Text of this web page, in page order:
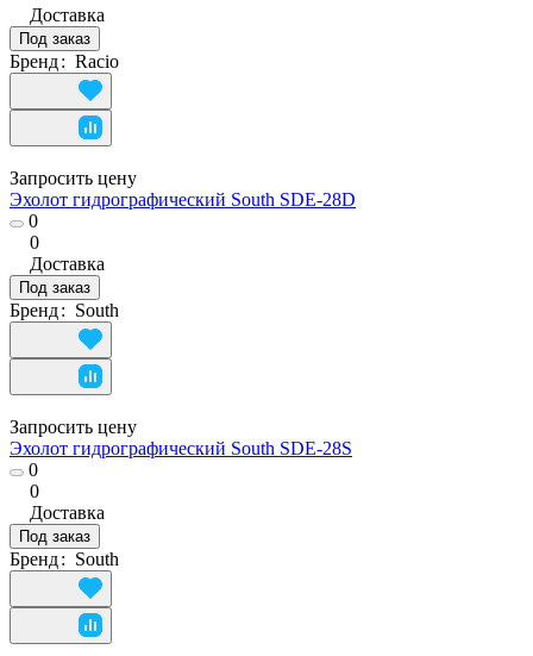
Доставка
Под заказ
Бренд: Racio
Запросить цену
Эхолот гидрографический South SDE-28D
0
0
Доставка
Под заказ
Бренд: South
Запросить цену
Эхолот гидрографический South SDE-28S
0
0
Доставка
Под заказ
Бренд: South